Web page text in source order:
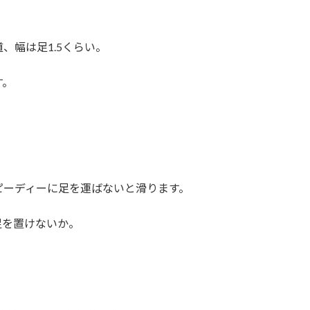
幅は足1.5くらい。
ディーに足を運ばないと滑ります。
置けないか。